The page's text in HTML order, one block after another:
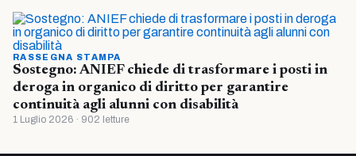
RASSEGNA STAMPA
Sostegno: ANIEF chiede di trasformare i posti in
deroga in organico di diritto per garantire
continuità agli alunni con disabilità
1 Luglio 2026 · 902 letture